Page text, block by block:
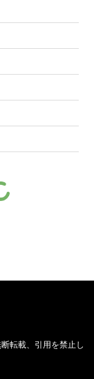
転載、引用を禁止し